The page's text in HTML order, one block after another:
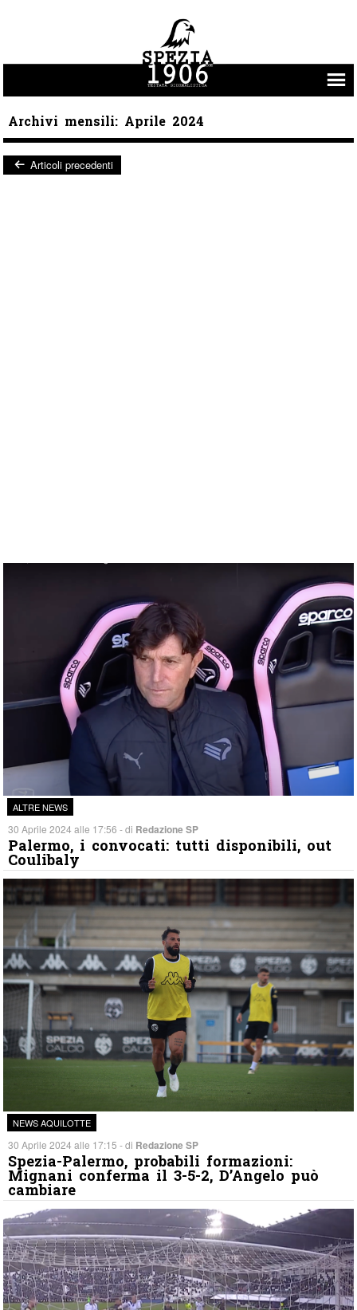
Archivi mensili: Aprile 2024
Articoli precedenti
ALTRE NEWS
30 Aprile 2024 alle 17:56 - di Redazione SP
Palermo, i convocati: tutti disponibili, out
Coulibaly
NEWS AQUILOTTE
30 Aprile 2024 alle 17:15 - di Redazione SP
Spezia-Palermo, probabili formazioni:
Mignani conferma il 3-5-2, D’Angelo può
cambiare